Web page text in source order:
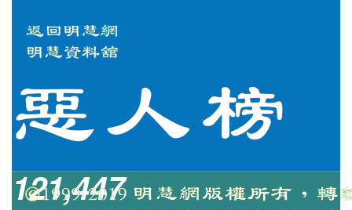
121,447